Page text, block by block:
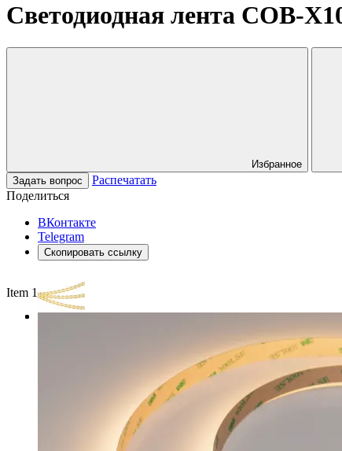
Светодиодная лента COB-
Избранное
Задать вопрос
Распечатать
Поделиться
ВКонтакте
Telegram
Скопировать ссылку
Item 1 of 3